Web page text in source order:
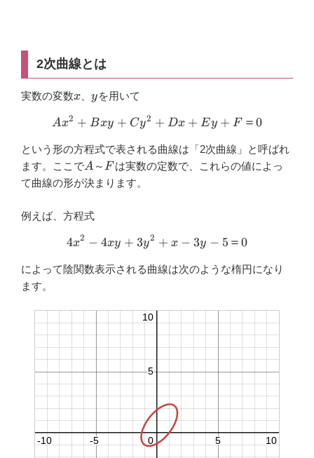
2次曲線とは
実数の変数x
x y
yを用いて
Ax2 + Bxy + Cy2 + Dx + Ey + F ＝0
という形の方程式で表される曲線は「2次曲線」と呼ばれ
ます。ここでA
A ～F
F は実数の定数で、これらの値によっ
て曲線の形が決まります。
例えば、方程式
4x^2-4xy+3y^2+x-3y-5＝0
4x2 − 4xy + 3y2 + x − 3y − 5 ＝0
によって陰関数表示される曲線は次のような楕円になり
ます。